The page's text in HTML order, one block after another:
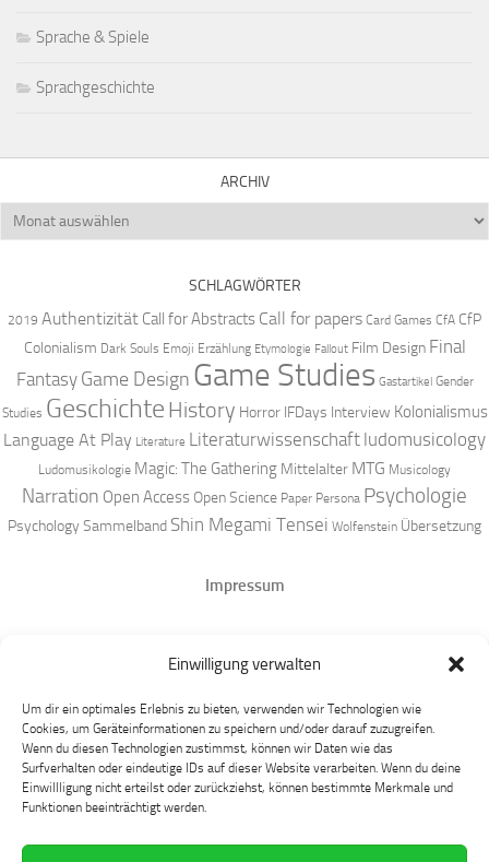
Einwilligung verwalten
Um dir ein optimales Erlebnis zu bieten, verwenden wir Technologien wie
Cookies, um Geräteinformationen zu speichern und/oder darauf zuzugreifen.
Wenn du diesen Technologien zustimmst, können wir Daten wie das
Surfverhalten oder eindeutige IDs auf dieser Website verarbeiten. Wenn du deine
Einwillligung nicht erteilst oder zurückziehst, können bestimmte Merkmale und
Funktionen beeinträchtigt werden.
Sprache & Spiele
Sprachgeschichte
ARCHIV
Archiv
SCHLAGWÖRTER
2019 Authentizität Call for Abstracts Call for papers Card Games CfA CfP
Colonialism Dark Souls Emoji Erzählung Etymologie Fallout Film Design Final
Fantasy Game Design Game Studies Gastartikel Gender
Studies Geschichte History Horror IFDays Interview Kolonialismus
Language At Play Literature Literaturwissenschaft ludomusicology
Ludomusikologie Magic: The Gathering Mittelalter MTG Musicology
Narration Open Access Open Science Paper Persona Psychologie
PsychologySammelband Shin Megami Tensei Wolfenstein Übersetzung
Impressum
Mastodon